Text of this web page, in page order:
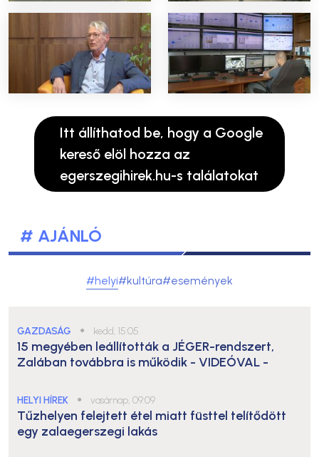
Itt állíthatod be, hogy a Google
kereső elöl hozza az
egerszegihirek.hu-s találatokat
# AJÁNLÓ
#helyi#kultúra#események
GAZDASÁG ● kedd, 15:05
15 megyében leállították a JÉGER-rendszert,
Zalában továbbra is működik - VIDEÓVAL -
HELYI HÍREK ● vasárnap, 09:09
Tűzhelyen felejtett étel miatt füsttel telítődött
egy zalaegerszegi lakás